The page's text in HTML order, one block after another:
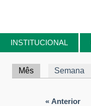
INSTITUCIONAL
Está aqui
Separadores
Mês(separador ativo)
Semana
« Anterior